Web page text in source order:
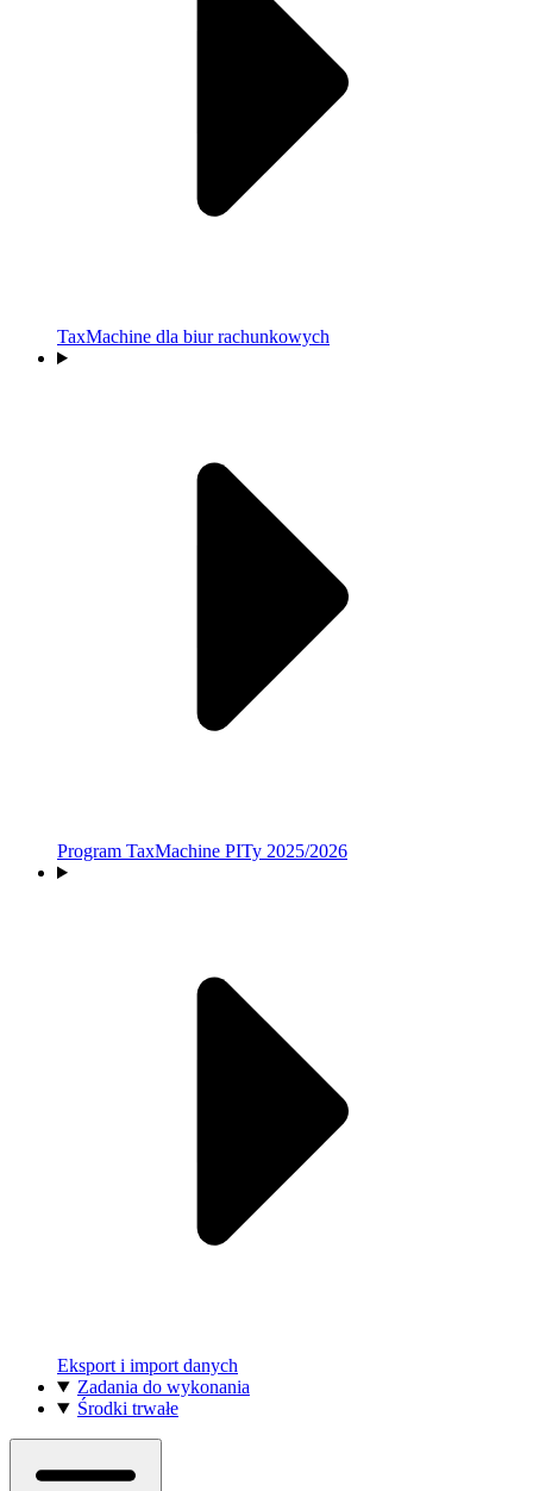
TaxMachine dla biur rachunkowych
Program TaxMachine PITy 2025/2026
Eksport i import danych
Zadania do wykonania
Środki trwałe